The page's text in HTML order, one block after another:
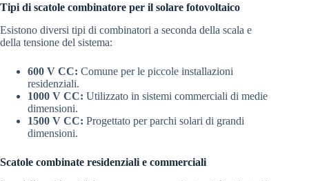
Tipi di scatole combinatore per il solare fotovoltaico
Esistono diversi tipi di combinatori a seconda della scala e
della tensione del sistema:
600 V CC: Comune per le piccole installazioni
residenziali.
1000 V CC: Utilizzato in sistemi commerciali di medie
dimensioni.
1500 V CC: Progettato per parchi solari di grandi
dimensioni.
Scatole combinate residenziali e commerciali